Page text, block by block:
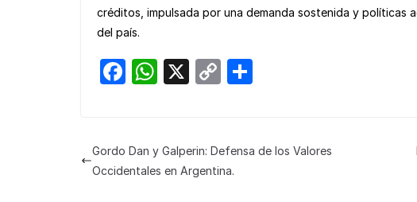
créditos, impulsada por una demanda sostenida y políticas
del país.
F
e
b
W
s
A
X
C
y
Li
e
Gordo Dan y Galperin: Defensa de los Valores
Occidentales en Argentina.